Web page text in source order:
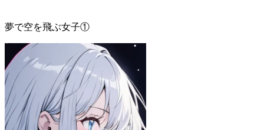
夢で空を飛ぶ女子①